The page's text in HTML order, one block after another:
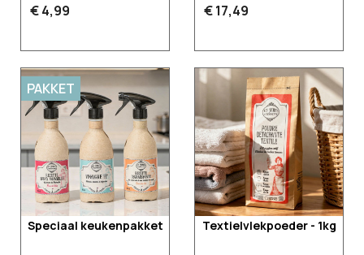
€ 4,99 € 17,49
Speciaal keukenpakket
PAKKET
Textielvlekpoeder - 1kg